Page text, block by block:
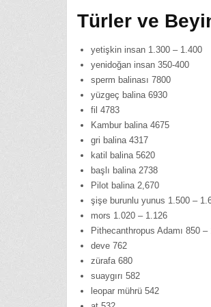
Türler ve
yetişkin insan 1.300 – 1.400
yenidoğan insan 350-400
sperm balinası 7800
yüzgeç balina 6930
fil 4783
Kambur balina 4675
gri balina 4317
katil balina 5620
başlı balina 2738
Pilot balina 2,670
şişe burunlu yunus 1.500 –
mors 1.020 – 1.126
Pithecanthropus Adamı 850 –
deve 762
zürafa 680
suaygırı 582
leopar mührü 542